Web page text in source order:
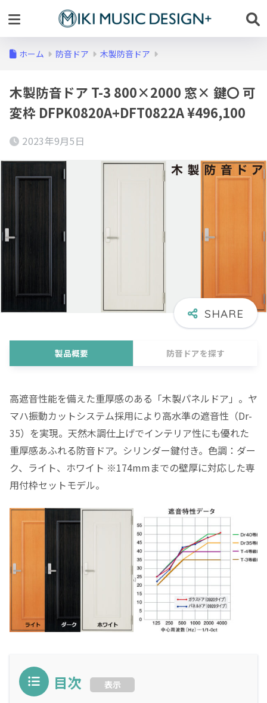
ホーム 防音ドア 木製防音ドア
木製防音ドア T-3 800×2000 窓× 鍵〇 可
変枠 DFPK0820A+DFT0822A ¥496,100
2023年9月5日
製品概要 防音ドアを探す
高遮音性能を備えた重厚感のある「木製パネルドア」。ヤ
マハ振動カットシステム採用により高水準の遮音性（Dr-
35）を実現。天然木調仕上げでインテリア性にも優れた
重厚感あふれる防音ドア。シリンダー鍵付き。色調：ダー
ク、ライト、ホワイト ※174mmまでの壁厚に対応した専
用付枠セットモデル。
目次 表示